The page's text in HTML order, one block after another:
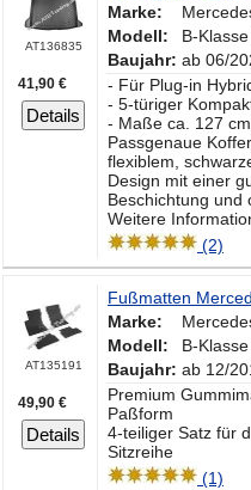
AT136835
41,90 €
Details
Marke:
Modell:
B-
Baujahr: ab 06/
- Für Plug-in
- 5-türiger
- Maße ca. 127
Passgenaue
flexiblem,
Design mit einer
Beschichtung und
Weitere
(2)
AT135191
49,90 €
Details
Fußmatten
Marke:
Modell:
B-
Baujahr: ab 12/
Premium
Paßform
4-teiliger Satz für
Sitzreihe
(1)